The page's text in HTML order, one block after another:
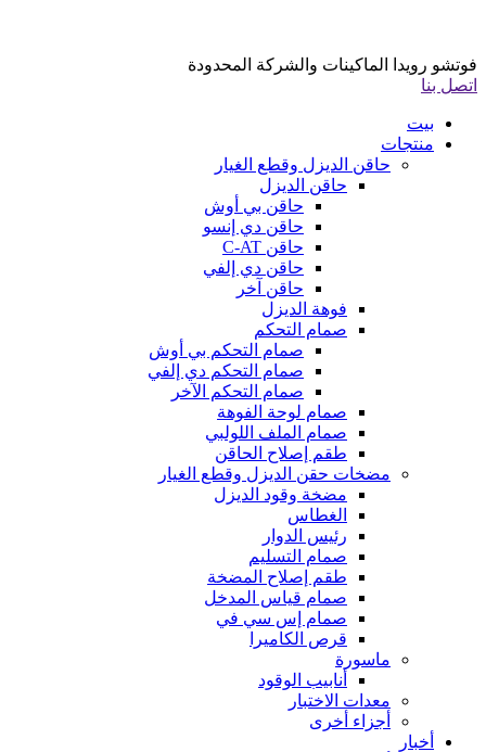
فوتشو رويدا الماكينات والشركة المحدودة
اتصل بنا
بيت
منتجات
حاقن الديزل وقطع الغيار
حاقن الديزل
حاقن بي أوش
حاقن دي إنسو
حاقن C-AT
حاقن دي إلفي
حاقن آخر
فوهة الديزل
صمام التحكم
صمام التحكم بي أوش
صمام التحكم دي إلفي
صمام التحكم الآخر
صمام لوحة الفوهة
صمام الملف اللولبي
طقم إصلاح الحاقن
مضخات حقن الديزل وقطع الغيار
مضخة وقود الديزل
الغطاس
رئيس الدوار
صمام التسليم
طقم إصلاح المضخة
صمام قياس المدخل
صمام إس سي في
قرص الكاميرا
ماسورة
أنابيب الوقود
معدات الاختبار
أجزاء أخرى
أخبار